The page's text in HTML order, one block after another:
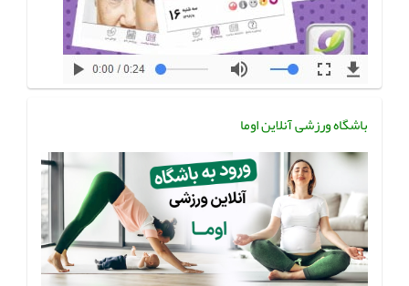
باشگاه ورزشی آنلاین اوما